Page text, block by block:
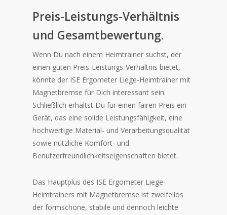
Preis-Leistungs-Verhältnis
und Gesamtbewertung.
Wenn Du nach einem Heimtrainer suchst, der
einen guten Preis-Leistungs-Verhältnis bietet,
könnte der ISE Ergometer Liege-Heimtrainer mit
Magnetbremse für Dich interessant sein.
Schließlich erhältst Du für einen fairen Preis ein
Gerät, das eine solide Leistungsfähigkeit, eine
hochwertige Material- und Verarbeitungsqualität
sowie nützliche Komfort- und
Benutzerfreundlichkeitseigenschaften bietet.
Das Hauptplus des ISE Ergometer Liege-
Heimtrainers mit Magnetbremse ist zweifellos
der formschöne, stabile und dennoch leichte